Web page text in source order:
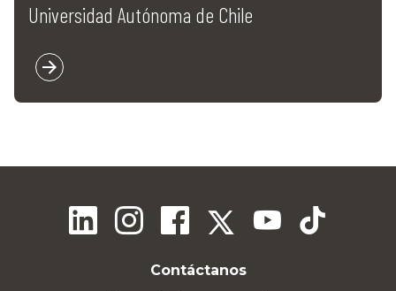
Universidad Autónoma de Chile
Contáctanos